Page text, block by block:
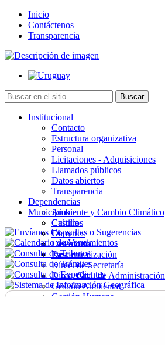
Inicio
Contáctenos
Transparencia
Institucional
Contacto
Estructura organizativa
Personal
Licitaciones - Adquisiciones
Llamados públicos
Datos abiertos
Transparencia
Dependencias
Ambiente y Cambio Climático
Cultura
Deportes
Desarrollo
Descentralización
Direc. de Secretaría
Direc. Gral. de Administración
Gestión Ambiental
Gestión Humana
Municipios
Castillos
Chuy
La Paloma
Lascano